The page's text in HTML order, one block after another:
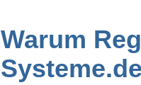
Warum